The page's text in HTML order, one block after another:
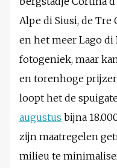
Alpe di Siusi, de
en het meer Lago
fotogeniek, maar
en torenhoge
loopt het de
augustus bijna
zijn maatregelen
milieu te